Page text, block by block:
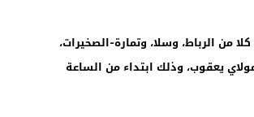
مطرية (من 25 إلى 35 ملم) ستهم كلا من الرباط، وسلا، وتمارة-الصخيرات،
يعقوب، وذلك ابتداء من الساعة